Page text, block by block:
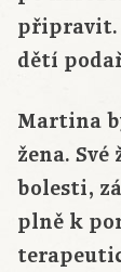
připravit.
dětí
Martina
žena.
bolesti,
plně k